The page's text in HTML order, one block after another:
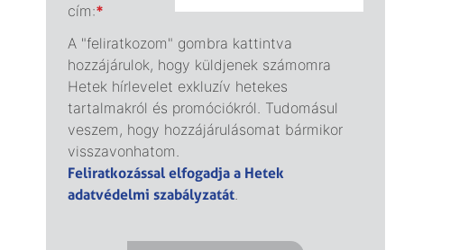
cím:*
A "feliratkozom" gombra kattintva
hozzájárulok, hogy küldjenek számomra
Hetek hírlevelet exkluzív hetekes
tartalmakról és promóciókról. Tudomásul
veszem, hogy hozzájárulásomat bármikor
visszavonhatom.
Feliratkozással elfogadja a Hetek
adatvédelmi szabályzatát.